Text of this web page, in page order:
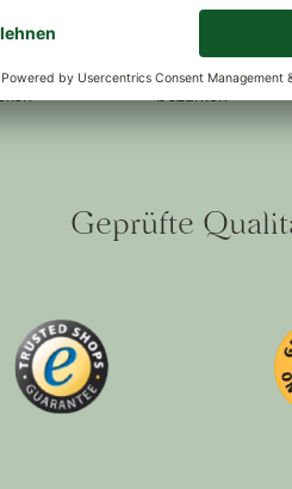
Bestellen, freuen, dann erst
bezahlen
Geprüfte